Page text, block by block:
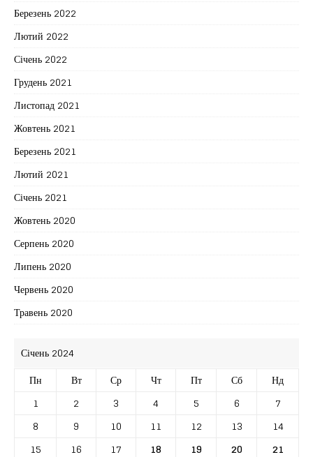
Березень 2022
Лютий 2022
Січень 2022
Грудень 2021
Листопад 2021
Жовтень 2021
Березень 2021
Лютий 2021
Січень 2021
Жовтень 2020
Серпень 2020
Липень 2020
Червень 2020
Травень 2020
Січень 2024
Пн
Вт Ср Чт Пт Сб
Нд
1
2 3 4 5 6
7
8
9 10 11 12 13
14
15
16 17 18 19 20 21